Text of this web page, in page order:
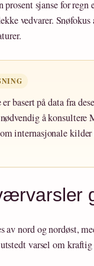
prosent sjanse for
vedvarer.
basert på data fra
å
internasjonale
av nord og nordøst,
varsel om